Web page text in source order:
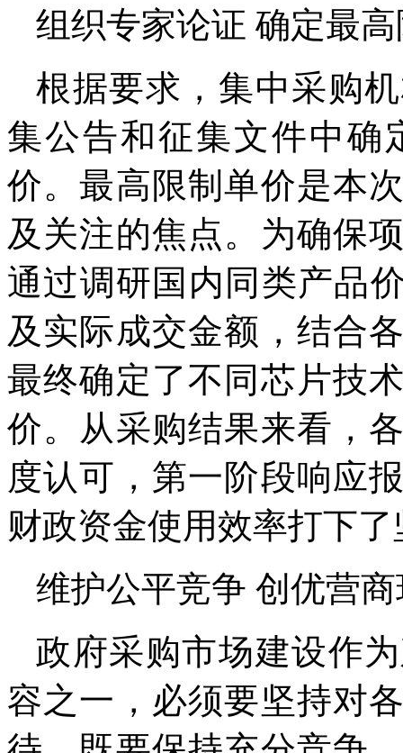
组织专家论证 确定最
根据要求，集中采购
集公告和征集文件中确
价。最高限制单价是本
及关注的焦点。为确保
通过调研国内同类产品
及实际成交金额，结合
最终确定了不同芯片技
价。从采购结果来看，
度认可，第一阶段响应
财政资金使用效率打下
维护公平竞争 创优营
政府采购市场建设作
容之一，必须要坚持对